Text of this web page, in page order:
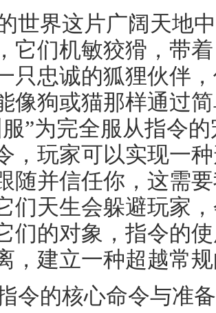
世界这片广阔天地
它们机敏狡猾，带
只忠诚的狐狸伙伴
像狗或猫那样通过
”为完全服从指令
，玩家可以实现一
随并信任你，这需
们天生会躲避玩家
们的对象，指令的
，建立一种超越常
令的核心命令与准备